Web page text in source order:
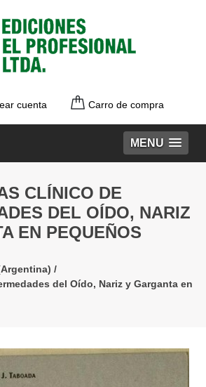
cuenta Carro de compra
MENU
CLÍNICO DE
DEL OÍDO‚ NARIZ
EN PEQUEÑOS
/
del Oído‚ Nariz y Garganta en